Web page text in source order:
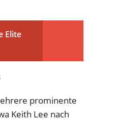
Elite
prominente
Keith Lee nach